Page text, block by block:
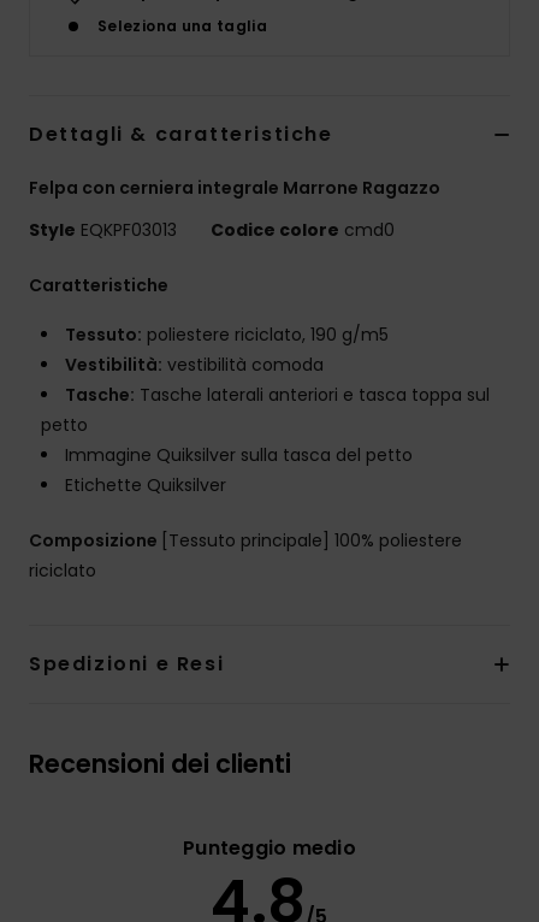
Seleziona una taglia
Dettagli & caratteristiche
Felpa con cerniera integrale Marrone Ragazzo
Style EQKPF03013 Codice colore cmd0
Caratteristiche
Tessuto: poliestere riciclato, 190 g/m5
Vestibilità: vestibilità comoda
Tasche: Tasche laterali anteriori e tasca toppa sul
petto
Immagine Quiksilver sulla tasca del petto
Etichette Quiksilver
Composizione [Tessuto principale] 100% poliestere
riciclato
Spedizioni e Resi
Recensioni dei clienti
Punteggio medio
4.8